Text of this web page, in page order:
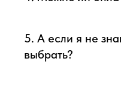
5. А если я не
выбрать?